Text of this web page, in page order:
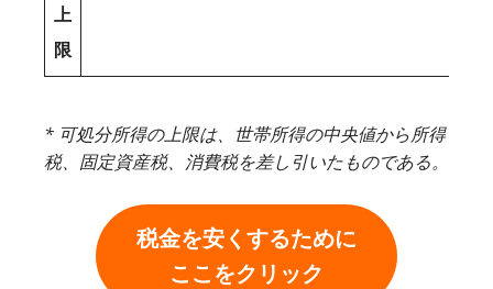
上
限
* 可処分所得の上限は、世帯所得の中央値から所得
税、固定資産税、消費税を差し引いたものである。
税金を安くするために
ここをクリック